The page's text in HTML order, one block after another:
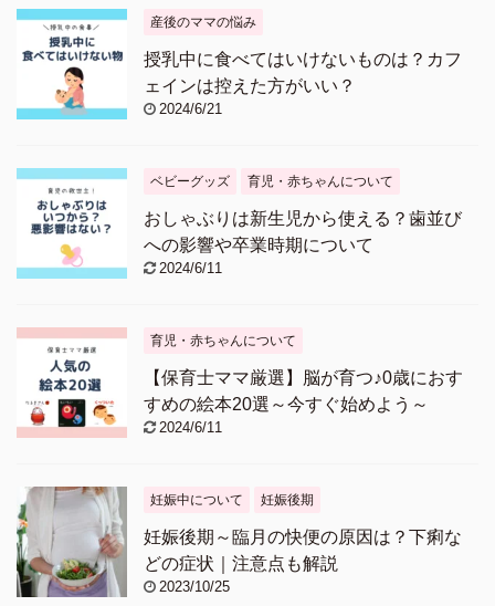
産後のママの悩み
授乳中に食べてはいけないものは？カフ
ェインは控えた方がいい？
2024/6/21
ベビーグッズ 育児・赤ちゃんについて
おしゃぶりは新生児から使える？歯並び
への影響や卒業時期について
2024/6/11
育児・赤ちゃんについて
【保育士ママ厳選】脳が育つ♪0歳におす
すめの絵本20選～今すぐ始めよう～
2024/6/11
妊娠中について 妊娠後期
妊娠後期～臨月の快便の原因は？下痢な
どの症状｜注意点も解説
2023/10/25